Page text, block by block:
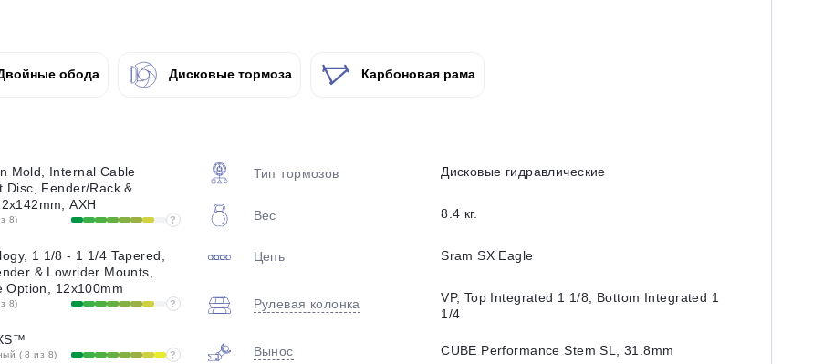
обода Дисковые тормоза Карбоновая рама
Mold, Internal Cable
Disc, Fender/Rack &
AXH
8) ?
1 1/8 - 1 1/4 Tapered,
& Lowrider Mounts,
Option, 12x100mm
8) ?
( 8 из 8) ?
Тип тормозов Дисковые гидравлические
Вес 8.4 кг.
Цепь Sram SX Eagle
Рулевая колонка
VP, Top Integrated 1 1/8, Bottom Integrated 1
1/4
Вынос CUBE Performance Stem SL, 31.8mm
Остались вопросы?
8 800 302-02-51